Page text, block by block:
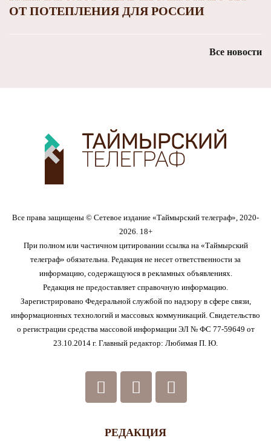
ОТ ПОТЕПЛЕНИЯ ДЛЯ РОССИИ
Все новости
Все права защищены © Сетевое издание «Таймырский телеграф», 2020-
2026. 18+
При полном или частичном цитировании ссылка на «Таймырский
телеграф» обязательна. Редакция не несет ответственности за
информацию, содержащуюся в рекламных объявлениях.
Редакция не предоставляет справочную информацию.
Зарегистрировано Федеральной службой по надзору в сфере связи,
информационных технологий и массовых коммуникаций. Свидетельство
о регистрации средства массовой информации ЭЛ № ФС 77-59649 от
23.10.2014 г. Главный редактор: Любимая П. Ю.
РЕДАКЦИЯ